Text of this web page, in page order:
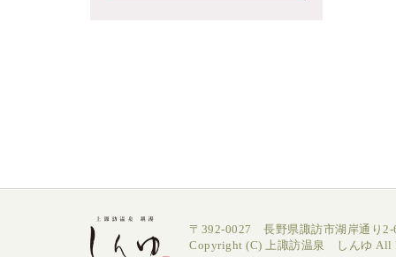
〒392-0027 長野県諏訪市湖岸通り2-
Copyright (C) 上諏訪温泉 しんゆ All